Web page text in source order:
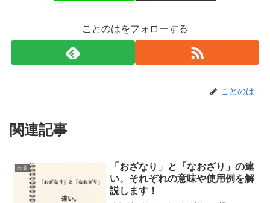
ことのはをフォローする
ことのは
関連記事
言葉
「おざなり」と「なおざり」の違
い。それぞれの意味や使用例を解
説します！